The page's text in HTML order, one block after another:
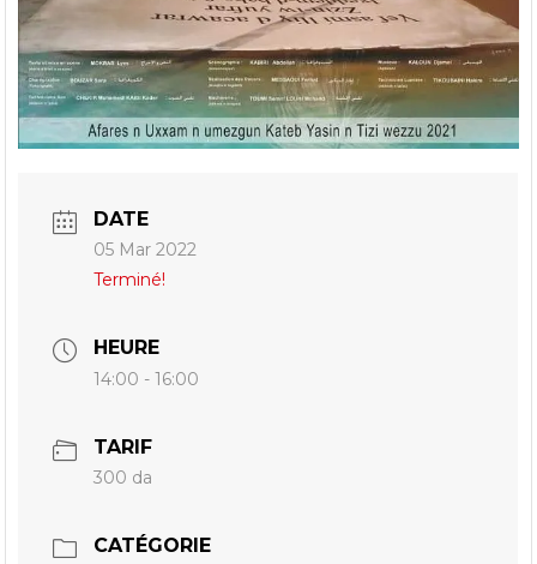
DATE
05 Mar 2022
Terminé!
HEURE
14:00 - 16:00
TARIF
300 da
CATÉGORIE